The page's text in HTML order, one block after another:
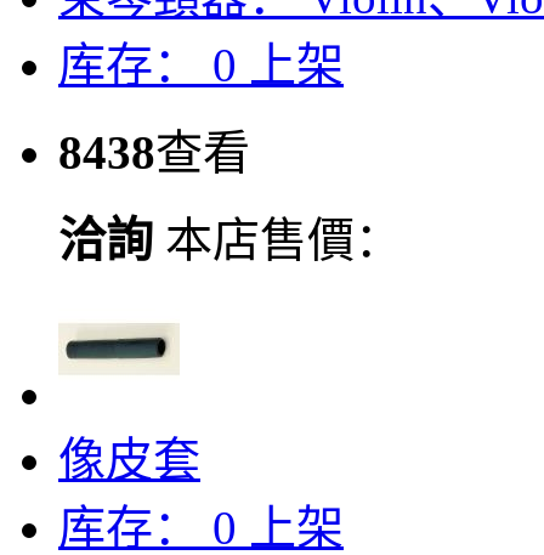
库存： 0
上架
8438查看
洽詢 本店售價：
像皮套
库存： 0
上架